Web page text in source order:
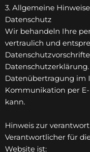
3. Allgemeine
Datenschutz
Wir behandeln Ihre
vertraulich und
Datenübertragung im
Kommunikation per
kann.
Hinweis zur
Verantwortlicher für
Website ist: